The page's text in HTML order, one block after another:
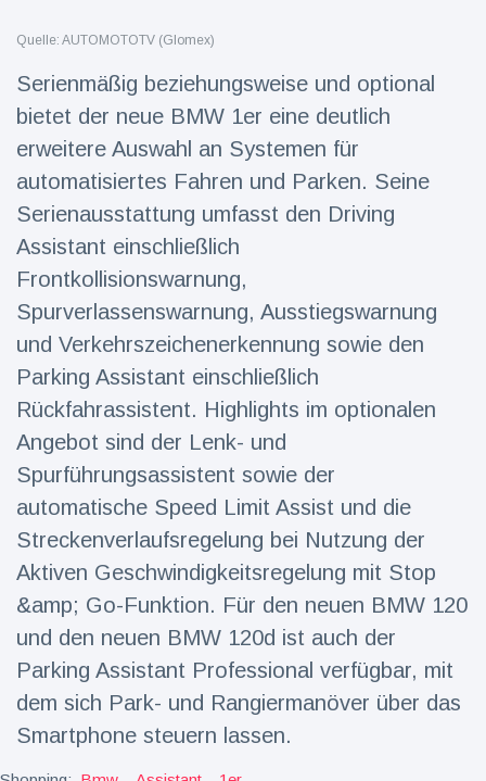
Reisen & Abenteuer
(2252)
Neueste
Nachrichten
"Das alte
England":
Fans
nach WM-
Aus
16 Juli
78
Sorge um
Jungstorch
glückliche
Wendung
16 Juli
52
Aufrufe
Vor WM-
Finale:
Rauch-
Warnung
und Hitze
in New
York
Aufrufe
Quelle: AUTOMOTOTV (Glomex)
Serienmäßig beziehungsweise und optional
bietet der neue BMW 1er eine deutlich
erweitere Auswahl an Systemen für
automatisiertes Fahren und Parken. Seine
Serienausstattung umfasst den Driving
Assistant einschließlich
Frontkollisionswarnung,
Spurverlassenswarnung, Ausstiegswarnung
und Verkehrszeichenerkennung sowie den
Parking Assistant einschließlich
Rückfahrassistent. Highlights im optionalen
Angebot sind der Lenk- und
Spurführungsassistent sowie der
automatische Speed Limit Assist und die
Streckenverlaufsregelung bei Nutzung der
Aktiven Geschwindigkeitsregelung mit Stop
&amp; Go-Funktion. Für den neuen BMW 120
und den neuen BMW 120d ist auch der
Parking Assistant Professional verfügbar, mit
dem sich Park- und Rangiermanöver über das
Smartphone steuern lassen.